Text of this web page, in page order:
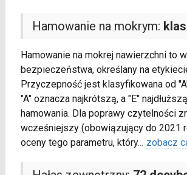
Hamowanie na mokrym:
Hamowanie na mokrej nawierzchni to
bezpieczeństwa, określany na
Przyczepność jest klasyfikowana od
"A" oznacza najkrótszą, a "E"
hamowania. Dla poprawy czytelności
wcześniejszy (obowiązujący do 2021
oceny tego parametru, który... zobacz